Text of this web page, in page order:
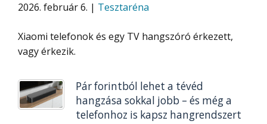
2026. február 6. | Tesztaréna
Xiaomi telefonok és egy TV hangszóró érkezett,
vagy érkezik.
Pár forintból lehet a tévéd
hangzása sokkal jobb – és még a
telefonhoz is kapsz hangrendszert